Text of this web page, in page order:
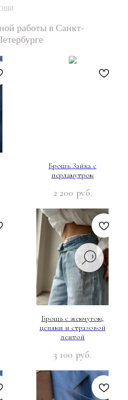
работы в Санкт-
Брошь Зайка с
перламутром
2 200 руб.
Брошь с жемчугом,
цепями и стразовой
лентой
3 100 руб.